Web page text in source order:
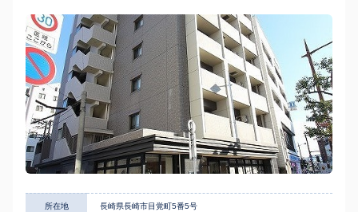
所在地 長崎県長崎市目覚町5番5号